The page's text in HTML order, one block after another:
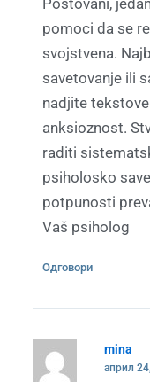
Postovani,
pomoci da se
svojstvena.
savetovanje ili
nadjite
anksioznost.
raditi
psiholosko
potpunosti
Vaš psiholog
Одговори
mina
април